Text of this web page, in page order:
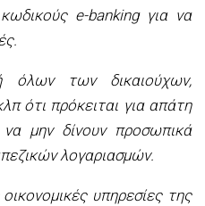
e-banking για να
όλων των δικαιούχων,
ότι πρόκειται για απάτη
µην δίνουν προσωπικά
λογαριασμών.
υπηρεσίες της